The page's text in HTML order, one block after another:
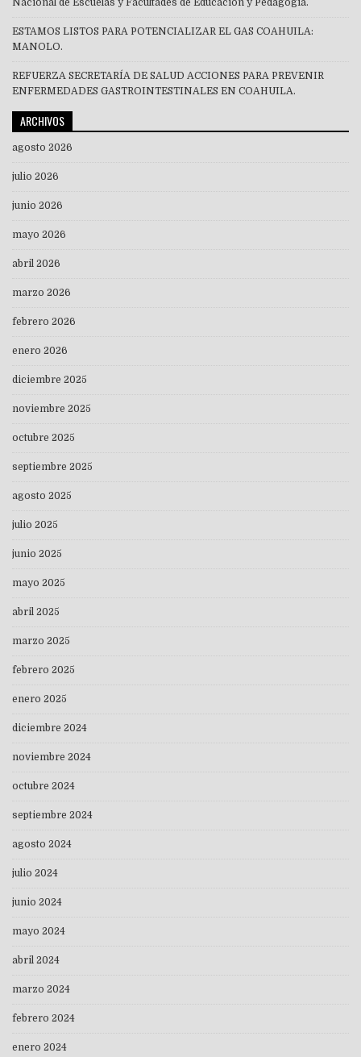
Nacional de Escuelas y Facultades de Educación y Pedagogía.
ESTAMOS LISTOS PARA POTENCIALIZAR EL GAS COAHUILA:
MANOLO.
REFUERZA SECRETARÍA DE SALUD ACCIONES PARA PREVENIR
ENFERMEDADES GASTROINTESTINALES EN COAHUILA.
ARCHIVOS
agosto 2026
julio 2026
junio 2026
mayo 2026
abril 2026
marzo 2026
febrero 2026
enero 2026
diciembre 2025
noviembre 2025
octubre 2025
septiembre 2025
agosto 2025
julio 2025
junio 2025
mayo 2025
abril 2025
marzo 2025
febrero 2025
enero 2025
diciembre 2024
noviembre 2024
octubre 2024
septiembre 2024
agosto 2024
julio 2024
junio 2024
mayo 2024
abril 2024
marzo 2024
febrero 2024
enero 2024